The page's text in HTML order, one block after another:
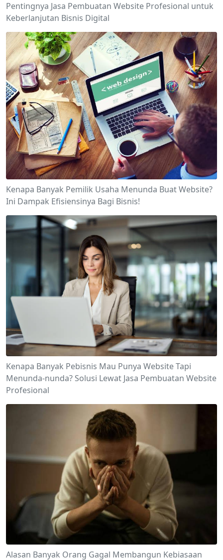
Pentingnya Jasa Pembuatan Website Profesional untuk
Keberlanjutan Bisnis Digital
Kenapa Banyak Pemilik Usaha Menunda Buat Website?
Ini Dampak Efisiensinya Bagi Bisnis!
Kenapa Banyak Pebisnis Mau Punya Website Tapi
Menunda-nunda? Solusi Lewat Jasa Pembuatan Website
Profesional
Alasan Banyak Orang Gagal Membangun Kebiasaan